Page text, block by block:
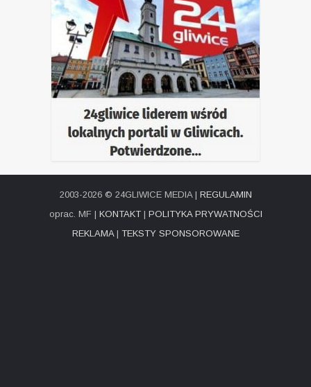
2003-2026 © 24GLIWICE MEDIA | REGULAMIN
oprac. MF | KONTAKT| POLITYKA PRYWATNOŚCI
REKLAMA| TEKSTY SPONSOROWANE